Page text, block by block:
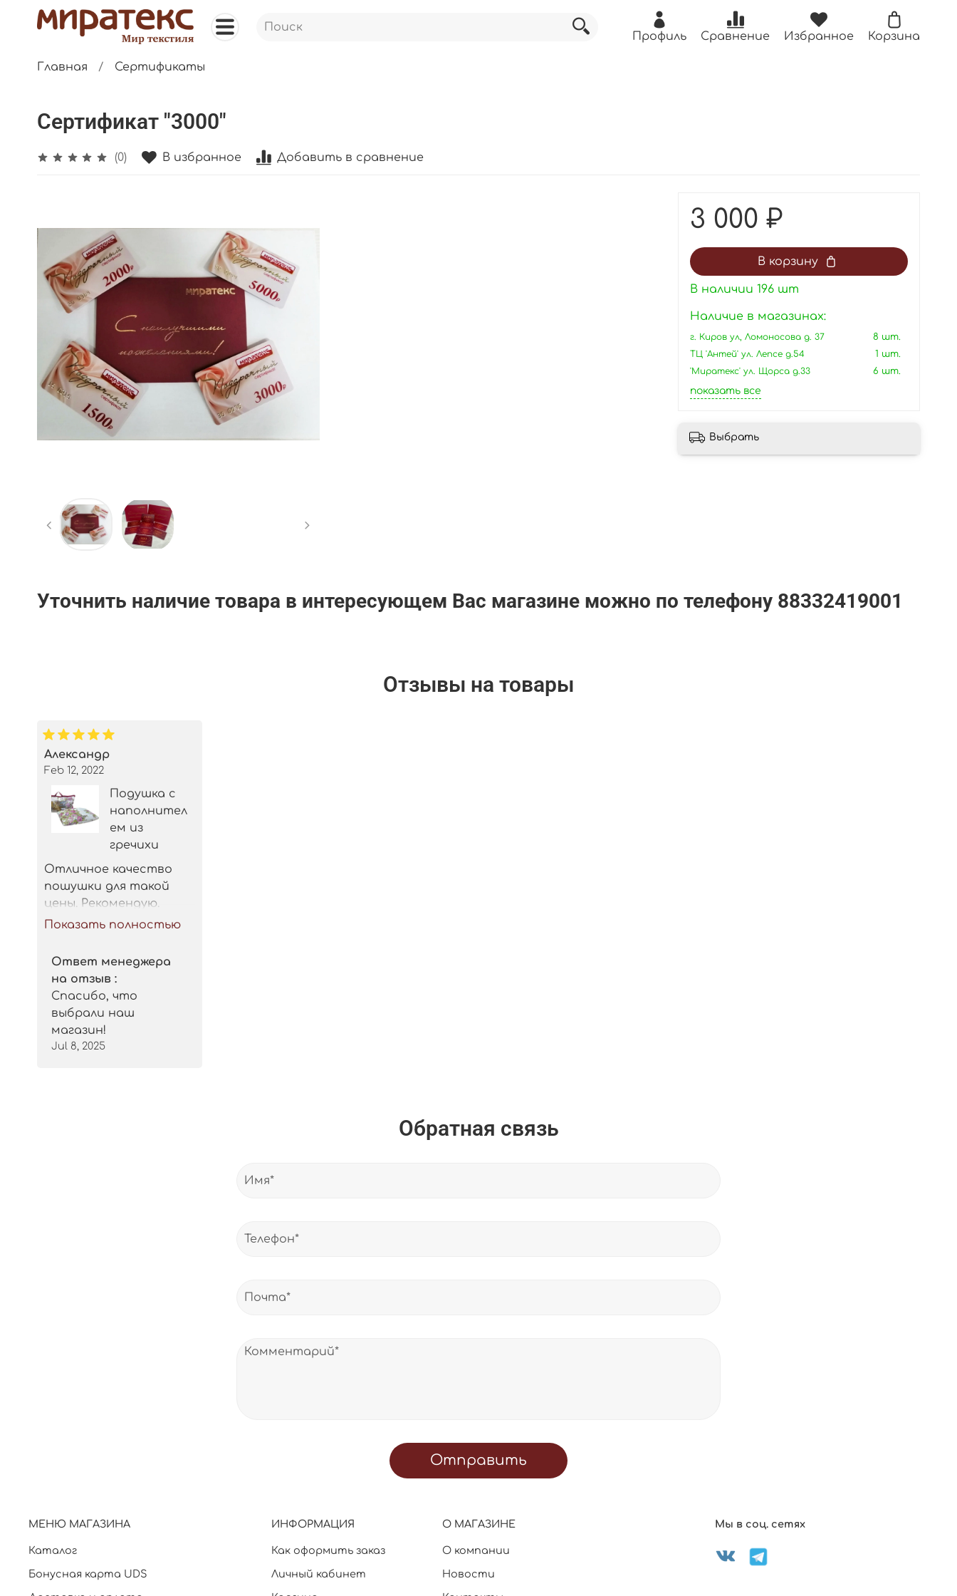
Профиль Сравнение Избранное Корзина
Главная Сертификаты
Сертификат "3000"
(0) В избранное Добавить в сравнение
3 000 ₽
В корзину
В наличии 196 шт
Наличие в магазинах:
г. Киров ул, Ломоносова д. 37
8 шт.
ТЦ 'Антей' ул. Лепсе д.54
1 шт.
'Миратекс' ул. Щорса д.33
6 шт.
показать все
Выбрать
Уточнить наличие товара в интересующем Вас магазине можно по телефону 88332419001
Отзывы на товары
Александр
Feb 12, 2022
Подушка с
наполнител
ем из
гречихи
Отличное качество
пошушки для такой
цены. Рекомендую.
Показать полностью
Ответ менеджера
на отзыв :
Спасибо, что
выбрали наш
магазин!
Jul 8, 2025
Обратная связь
Отправить
МЕНЮ МАГАЗИНА
Каталог
Бонусная карта UDS
ИНФОРМАЦИЯ
Как оформить заказ
Личный кабинет
О МАГАЗИНЕ
О компании
Новости
Мы в соц. сетях